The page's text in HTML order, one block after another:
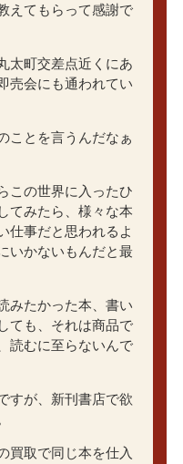
えてもらって感謝で
太町交差点近くにあ
売会にも通われてい
ことを言うんだなぁ
この世界に入ったひ
てみたら、様々な本
仕事だと思われるよ
いかないもんだと最
みたかった本、書い
ても、それは商品で
読むに至らないんで
すが、新刊書店で欲
買取で同じ本を仕入